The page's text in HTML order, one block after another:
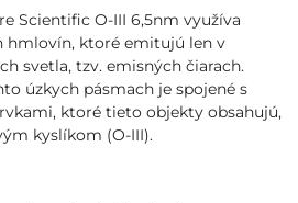
Scientific O-III 6,5nm využíva
hmlovín, ktoré emitujú len v
svetla, tzv. emisných čiarach.
úzkych pásmach je spojené s
ktoré tieto objekty obsahujú,
kyslíkom (O-III).